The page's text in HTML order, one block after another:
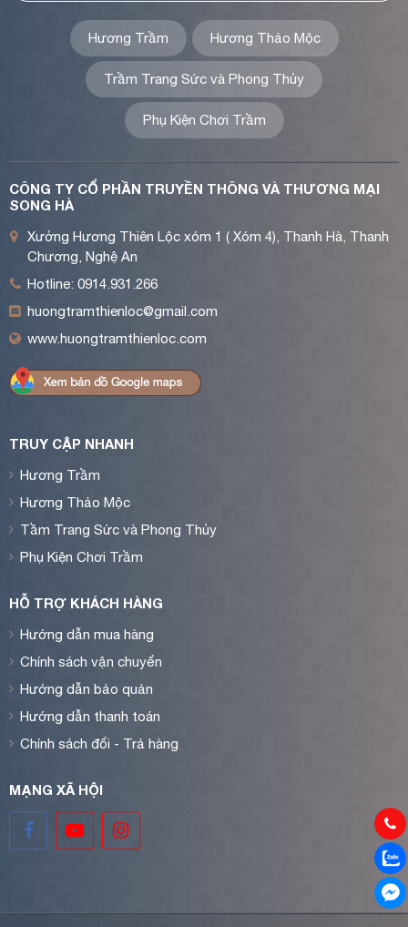
Hương Trầm Hương Thảo Mộc
Trầm Trang Sức và Phong Thủy
Phụ Kiện Chơi Trầm
CÔNG TY CỔ PHẦN TRUYỀN THÔNG VÀ THƯƠNG MẠI
SONG HÀ
Xưởng Hương Thiên Lộc xóm 1 ( Xóm 4), Thanh Hà, Thanh
Chương, Nghệ An
Hotline: 0914.931.266
huongtramthienloc@gmail.com
www.huongtramthienloc.com
TRUY CẬP NHANH
Hương Trầm
Hương Thảo Mộc
Tầm Trang Sức và Phong Thủy
Phụ Kiện Chơi Trầm
HỖ TRỢ KHÁCH HÀNG
Hướng dẫn mua hàng
Chính sách vận chuyển
Hướng dẫn bảo quản
Hướng dẫn thanh toán
Chính sách đổi - Trả hàng
MẠNG XÃ HỘI